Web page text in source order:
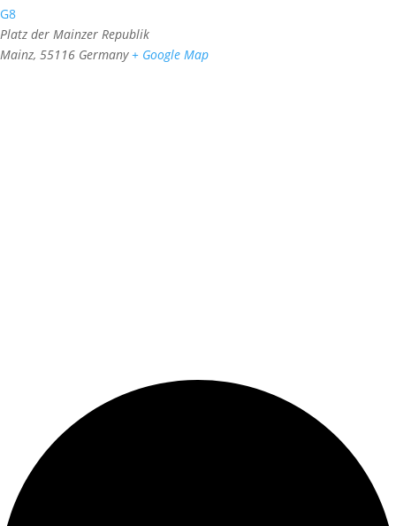
G8
Platz der Mainzer Republik
Mainz, 55116 Germany + Google Map